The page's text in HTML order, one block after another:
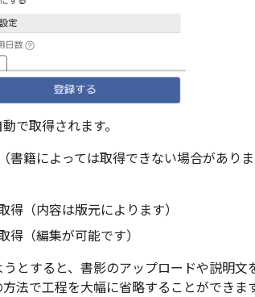
で取得されます。
籍によっては取得できない場合がありま
得（内容は版元によります）
（編集が可能です）
とすると、書影のアップロードや説明文
法で工程を大幅に省略することができます